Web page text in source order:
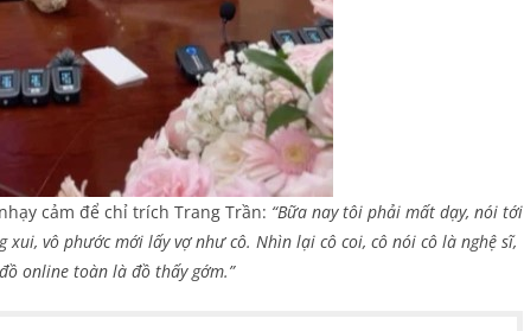
cảm để chỉ trích Trang Trần: “Bữa nay tôi phải mất dạy, nói tới
xui, vô phước mới lấy vợ như cô. Nhìn lại cô coi, cô nói cô là nghệ sĩ,
online toàn là đồ thấy gớm.”